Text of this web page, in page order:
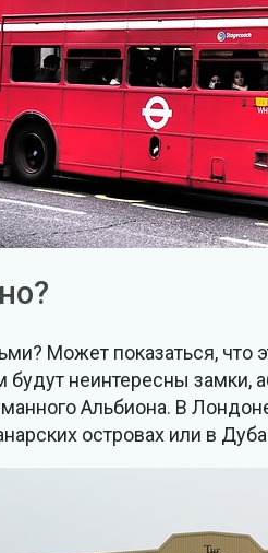
Может показаться,
неинтересны замки,
Альбиона. В
островах или в